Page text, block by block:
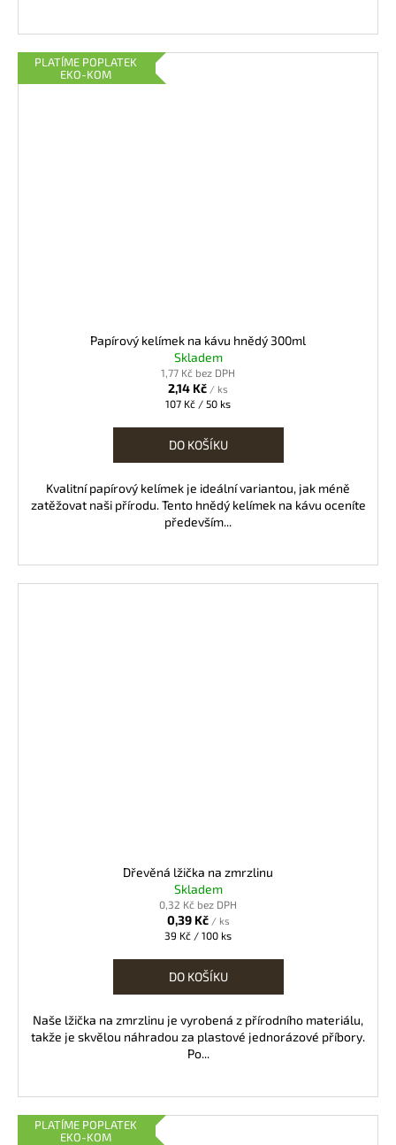
PLATÍME POPLATEK
EKO-KOM
Papírový kelímek na kávu hnědý 300ml
Skladem
1,77 Kč bez DPH
2,14 Kč / ks
Měrná
107 Kč / 50 ks
DO KOŠÍKU
Kvalitní papírový kelímek je ideální variantou, jak méně
zatěžovat naši přírodu. Tento hnědý kelímek na kávu oceníte
především...
Dřevěná lžička na zmrzlinu
Skladem
0,32 Kč bez DPH
0,39 Kč / ks
Měrná
39 Kč / 100 ks
DO KOŠÍKU
Naše lžička na zmrzlinu je vyrobená z přírodního materiálu,
takže je skvělou náhradou za plastové jednorázové příbory.
Po...
PLATÍME POPLATEK
EKO-KOM